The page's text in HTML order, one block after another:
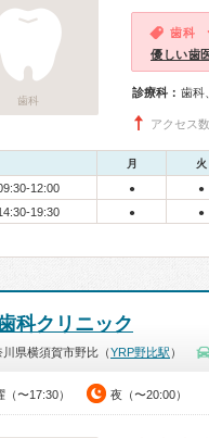
歯科
歯科
優しい歯
診療科： 歯科
アクセス
月 火
12:00 ● ●
19:30 ● ●
科クリニック
川県横須賀市野比（YRP野比駅 ）
（〜17:30） 夜（〜20:00）